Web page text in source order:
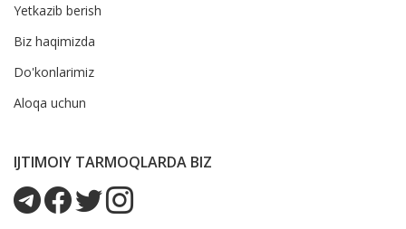
Yetkazib berish
Biz haqimizda
Do'konlarimiz
Aloqa uchun
IJTIMOIY TARMOQLARDA BIZ